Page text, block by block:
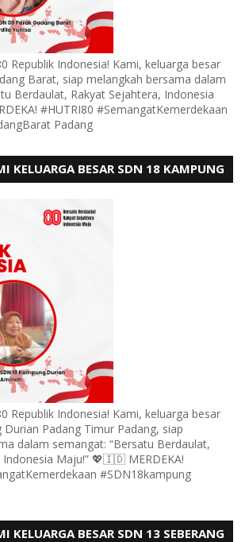
Republik Indonesia! Kami, keluarga besar
Barat, siap melangkah bersama dalam
Berdaulat, Rakyat Sejahtera, Indonesia
#HUTRI80 #SemangatKemerdekaan
Padang
KELUARGA BESAR SDN 18 KAMPUNG
Republik Indonesia! Kami, keluarga besar
Durian Padang Timur Padang, siap
dalam semangat: “Bersatu Berdaulat,
Indonesia Maju!” 💖🇮🇩 MERDEKA!
#SDN18kampung
KELUARGA BESAR SDN 13 SEBERANG